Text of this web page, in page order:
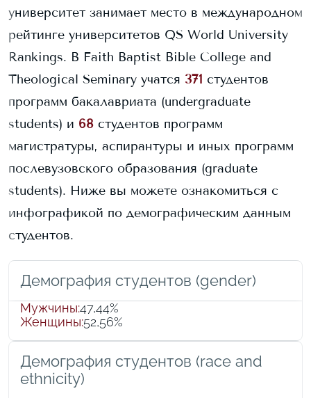
университет занимает место в международном
рейтинге университетов QS World University
Rankings. В Faith Baptist Bible College and
Theological Seminary учатся 371 студентов
программ бакалавриата (undergraduate
students) и 68 студентов программ
магистратуры, аспирантуры и иных программ
послевузовского образования (graduate
students). Ниже вы можете ознакомиться с
инфографикой по демографическим данным
студентов.
Демография студентов (gender)
Мужчины:47,44%
Женщины:52,56%
Демография студентов (race and
ethnicity)